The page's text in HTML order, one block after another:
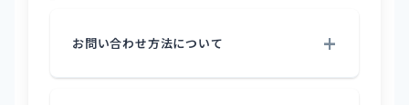
お問い合わせ方法について